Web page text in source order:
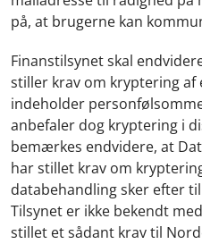
på, at brugerne kan
Finanstilsynet skal
stiller krav om kryptering
indeholder
anbefaler dog kryptering i
bemærkes endvidere, at
har stillet krav om
databehandling sker efter
Tilsynet er ikke bekendt
stillet et sådant krav til